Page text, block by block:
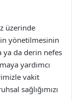
üzerinde
yönetilmesinin
da derin nefes
yardımcı
vakit
sağlığımızı